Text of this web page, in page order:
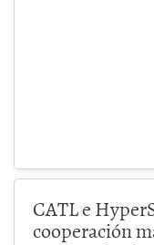
CATL e
cooperación